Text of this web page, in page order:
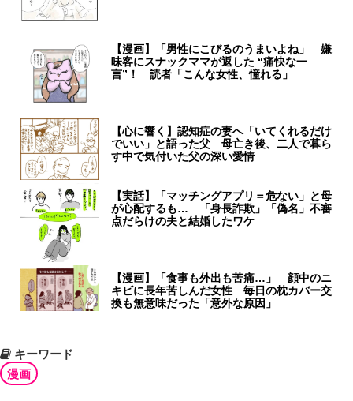
【漫画】「男性にこびるのうまいよね」 嫌
味客にスナックママが返した “痛快な一
言”！ 読者「こんな女性、憧れる」
【心に響く】認知症の妻へ「いてくれるだけ
でいい」と語った父 母亡き後、二人で暮ら
す中で気付いた父の深い愛情
【実話】「マッチングアプリ＝危ない」と母
が心配するも… 「身長詐欺」「偽名」不審
点だらけの夫と結婚したワケ
【漫画】「食事も外出も苦痛…」 顔中のニ
キビに長年苦しんだ女性 毎日の枕カバー交
換も無意味だった「意外な原因」
キーワード
漫画